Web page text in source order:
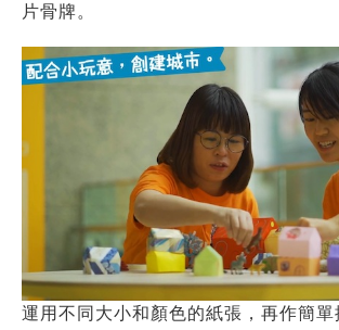
片骨牌。
運用不同大小和顏色的紙張，再作簡單